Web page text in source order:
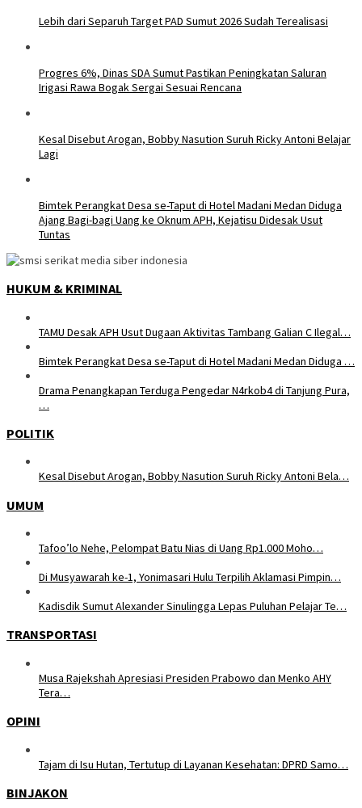
Lebih dari Separuh Target PAD Sumut 2026 Sudah Terealisasi
Progres 6%, Dinas SDA Sumut Pastikan Peningkatan Saluran
Irigasi Rawa Bogak Sergai Sesuai Rencana
Kesal Disebut Arogan, Bobby Nasution Suruh Ricky Antoni Belajar
Lagi
Bimtek Perangkat Desa se-Taput di Hotel Madani Medan Diduga
Ajang Bagi-bagi Uang ke Oknum APH, Kejatisu Didesak Usut
Tuntas
HUKUM & KRIMINAL
TAMU Desak APH Usut Dugaan Aktivitas Tambang Galian C Ilegal…
Bimtek Perangkat Desa se-Taput di Hotel Madani Medan Diduga …
Drama Penangkapan Terduga Pengedar N4rkob4 di Tanjung Pura,
…
POLITIK
Kesal Disebut Arogan, Bobby Nasution Suruh Ricky Antoni Bela…
UMUM
Tafoo’lo Nehe, Pelompat Batu Nias di Uang Rp1.000 Moho…
Di Musyawarah ke-1, Yonimasari Hulu Terpilih Aklamasi Pimpin…
Kadisdik Sumut Alexander Sinulingga Lepas Puluhan Pelajar Te…
TRANSPORTASI
Musa Rajekshah Apresiasi Presiden Prabowo dan Menko AHY
Tera…
OPINI
Tajam di Isu Hutan, Tertutup di Layanan Kesehatan: DPRD Samo…
BINJAKON